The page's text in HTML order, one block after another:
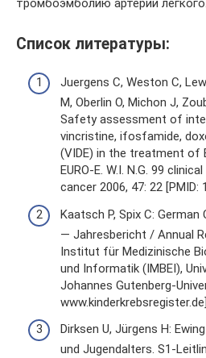
Список литературы:
Juergens C, Weston C,
M, Oberlin O, Michon J,
Safety assessment of
vincristine, ifosfamide,
(VIDE) in the treatment of
EURO-E. W.I. N.G. 99
cancer 2006, 47: 22 [PMID:
Kaatsch P, Spix C:
— Jahresbericht / Annual
Institut für Medizinische
und Informatik (IMBEI),
Johannes Gutenberg-
Dirksen U, Jürgens H:
und Jugendalters. S1-